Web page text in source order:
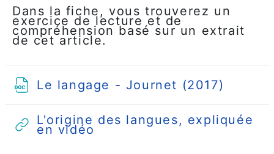
Dans la fiche, vous trouverez un
exercice de lecture et de
compréhension basé sur un extrait
de cet article.
Le langage - Journet (2017)
L'origine des langues, expliquée
en vidéo URL